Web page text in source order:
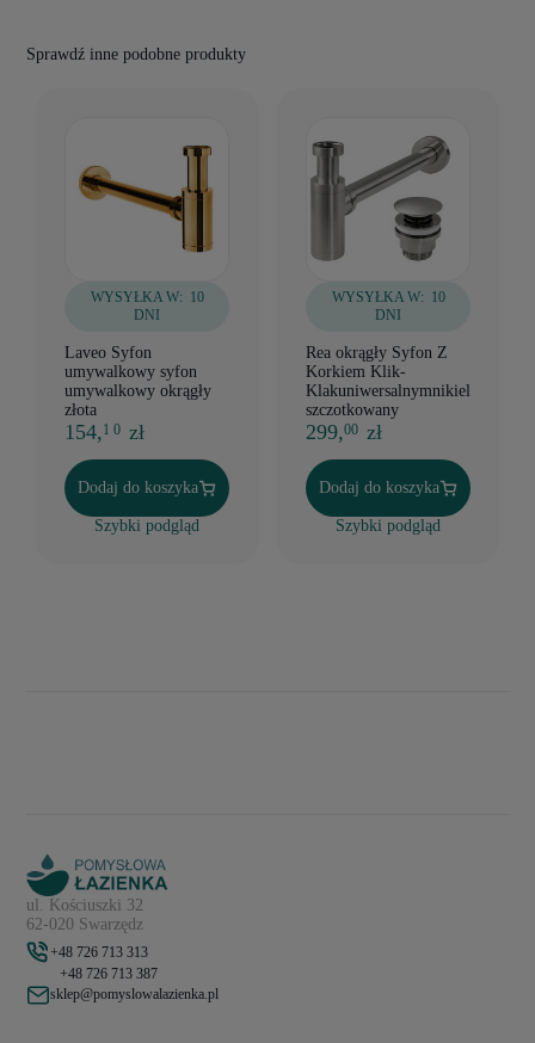
Sprawdź inne podobne produkty
WYSYŁKA W: 10
DNI
Laveo Syfon
umywalkowy syfon
umywalkowy okrągły
złota
154,1 0 zł
Dodaj do koszyka
Szybki podgląd
WYSYŁKA W: 10
DNI
Rea okrągły Syfon Z
Korkiem Klik-
Klakuniwersalnymnikiel
szczotkowany
299,00 zł
Dodaj do koszyka
Szybki podgląd
ul. Kościuszki 32
62-020 Swarzędz
+48 726 713 313
+48 726 713 387
sklep@pomyslowalazienka.pl